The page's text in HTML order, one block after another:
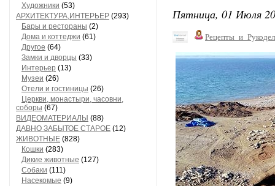
Художники (53)
АРХИТЕКТУРА,ИНТЕРЬЕР (293)
Бары и рестораны (2)
Дома и коттеджи (61)
Другое (64)
Замки и дворцы (33)
Интерьер (13)
Музеи (26)
Отели и гостиницы (26)
Церкви, монастыри, часовни,
соборы (67)
ВИДЕОМАТЕРИАЛЫ (88)
ДАВНО ЗАБЫТОЕ СТАРОЕ (12)
ЖИВОТНЫЕ (828)
Кошки (283)
Дикие животные (127)
Собаки (111)
Насекомые (9)
Пятница, 01 Июля